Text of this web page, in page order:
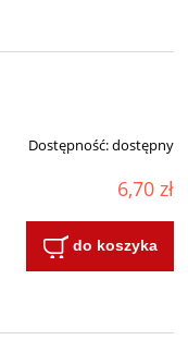
Dostępność:dostępny
6,70 zł
do koszyka